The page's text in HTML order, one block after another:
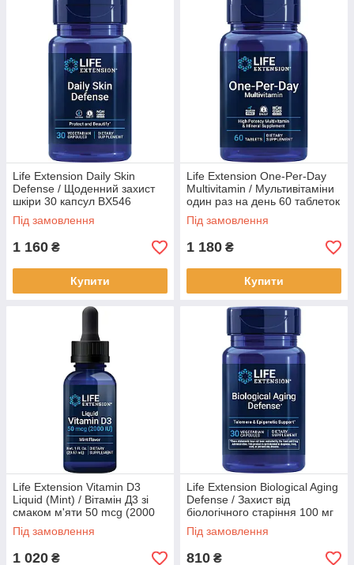
Life Extension Daily Skin
Defense / Щоденний захист
шкіри 30 капсул BX546
Під замовлення
1 160 ₴
Купити
Life Extension One-Per-Day
Multivitamin / Мультивітаміни
один раз на день 60 таблеток
BX335
Під замовлення
1 180 ₴
Купити
Life Extension Vitamin D3
Liquid (Mint) / Вітамін Д3 зі
смаком м'яти 50 mcg (2000
МО) 29,57 мл BX910
Під замовлення
1 020 ₴
Life Extension Biological Aging
Defense / Захист від
біологічного старіння 100 мг
30 капсул BX820
Під замовлення
810 ₴